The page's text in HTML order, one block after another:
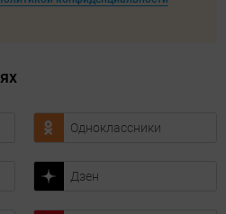
Одноклассники
Дзен